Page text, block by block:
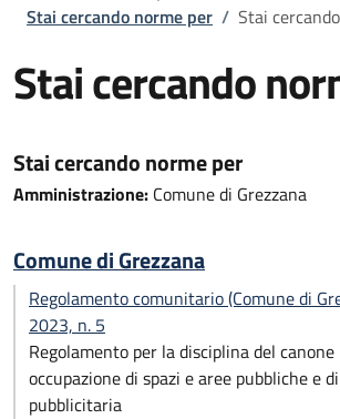
Stai cercando norme per / Stai
Stai cercando
Stai cercando norme per
Amministrazione: Comune di Grezzana
Comune di Grezzana
Regolamento comunitario (Comune di
2023, n. 5
Regolamento per la disciplina del
occupazione di spazi e aree pubbliche e
pubblicitaria